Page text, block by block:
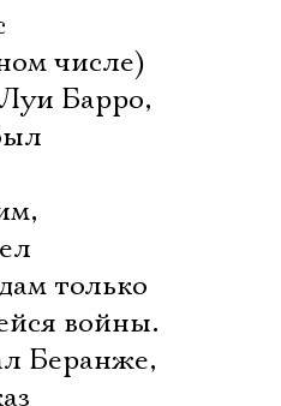
числе)
Барро,
только
войны.
Беранже,